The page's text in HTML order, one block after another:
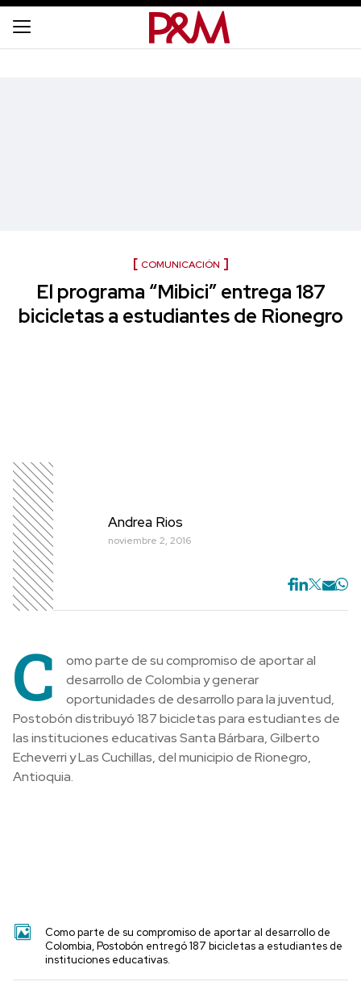
COMUNICACIÓN
El programa “Mibici” entrega 187
bicicletas a estudiantes de Rionegro
Andrea Rios
noviembre 2, 2016
C
omo parte de su compromiso de aportar al
desarrollo de Colombia y generar
oportunidades de desarrollo para la juventud,
Postobón distribuyó 187 bicicletas para estudiantes de
las instituciones educativas Santa Bárbara, Gilberto
Echeverri y Las Cuchillas, del municipio de Rionegro,
Antioquia.
Como parte de su compromiso de aportar al desarrollo de
Colombia, Postobón entregó 187 bicicletas a estudiantes de
instituciones educativas.